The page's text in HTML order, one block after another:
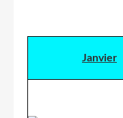
Janvier